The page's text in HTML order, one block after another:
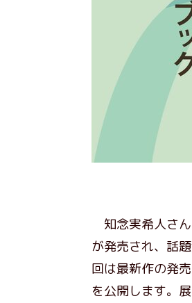
知念実希人さ
が発売され、話
回は最新作の発
を公開します。